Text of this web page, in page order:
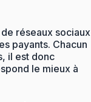
de réseaux sociaux
payants. Chacun
il est donc
le mieux à